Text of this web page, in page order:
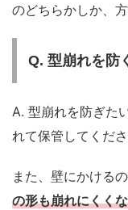
のどちらかしか、
Q. 型崩れを防
A. 型崩れを防ぎた
れて保管してくださ
また、壁にかけるの
の形も崩れにくく